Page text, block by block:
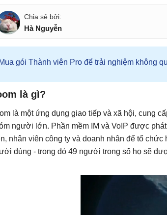
Hà Nguyễn
gói Thành viên Pro để trải nghiệm không
là gì?
là một ứng dụng giao tiếp và xã hội, cung
người lớn. Phần mềm IM và VoIP được
nhân viên công ty và doanh nhân để tổ
dùng - trong đó 49 người trong số họ sẽ